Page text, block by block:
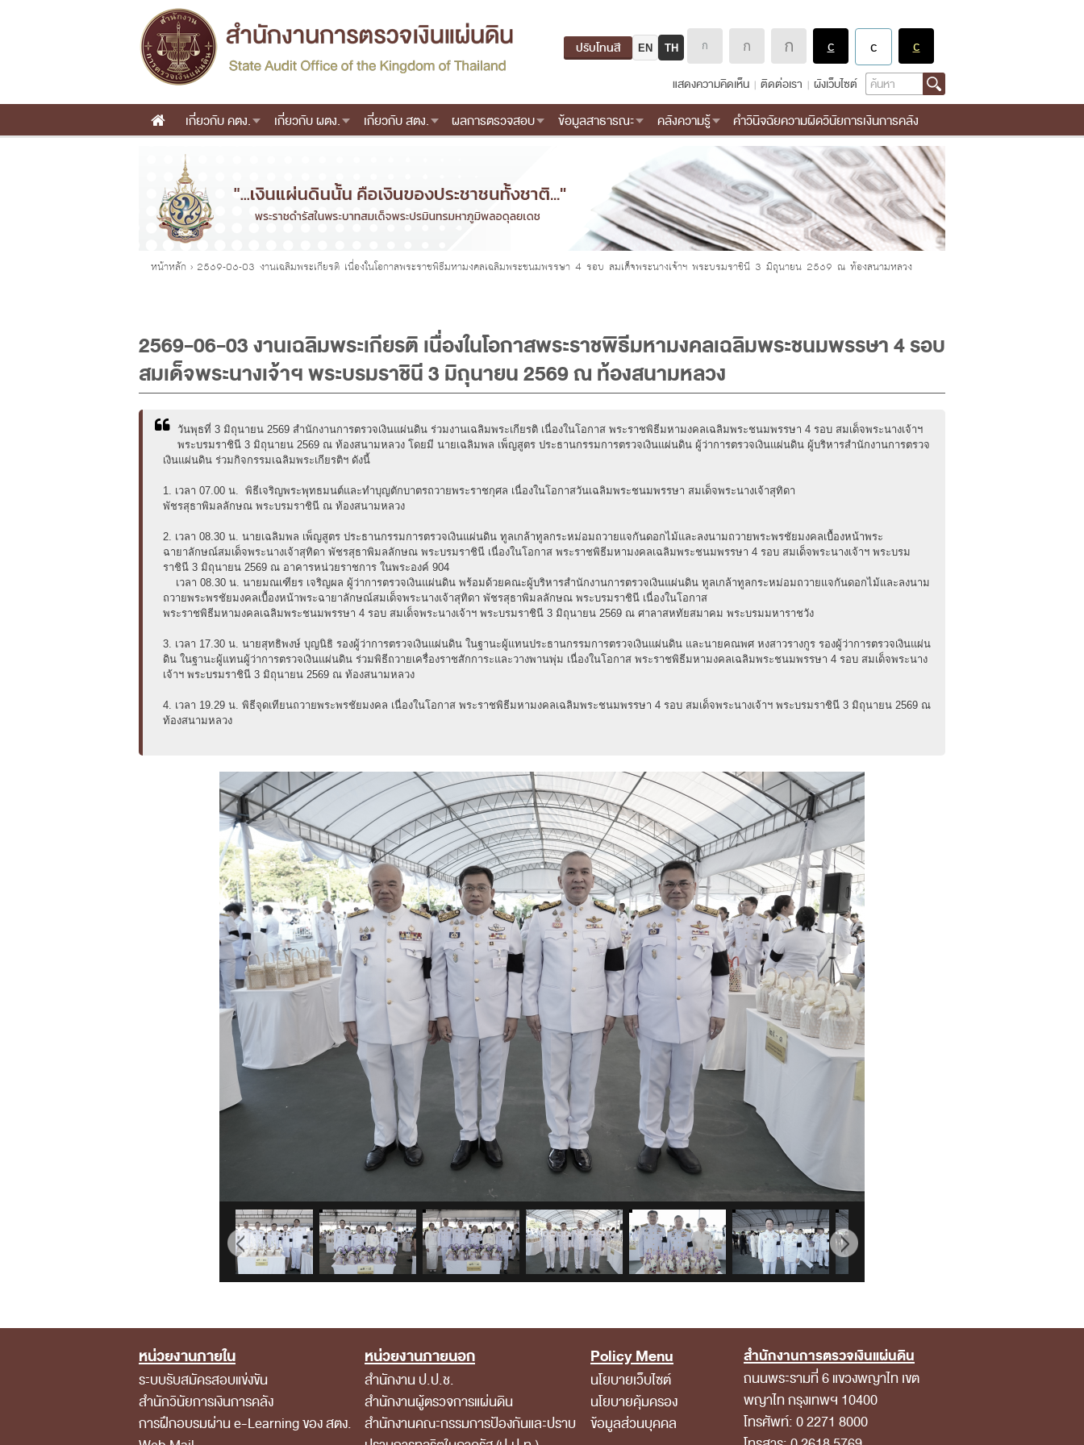
ปรับโทนสี EN TH
Search
แสดงความคิดเห็น ติดต่อเรา ผังเว็บไซต์
Main menu
เกี่ยวกับ คตง. เกี่ยวกับ ผตง. เกี่ยวกับ สตง. ผลการตรวจสอบ ข้อมูลสาธารณะ คลังความรู้ คำวินิจฉัยความผิดวินัยการเงินการคลัง
คุณอยู่ที่
หน้าหลัก › 2569-06-03 งานเฉลิมพระเกียรติ เนื่องในโอกาสพระราชพิธีมหามงคลเฉลิมพระชนมพรรษา 4 รอบ สมเด็จพระนางเจ้าฯ พระบรมราชินี 3 มิถุนายน 2569 ณ ท้องสนามหลวง
2569-06-03 งานเฉลิมพระเกียรติ เนื่องในโอกาสพระราชพิธีมหามงคลเฉลิมพระชนมพรรษา 4 รอบ
สมเด็จพระนางเจ้าฯ พระบรมราชินี 3 มิถุนายน 2569 ณ ท้องสนามหลวง
วันพุธที่ 3 มิถุนายน 2569 สำนักงานการตรวจเงินแผ่นดิน ร่วมงานเฉลิมพระเกียรติ เนื่องในโอกาส พระราชพิธีมหามงคลเฉลิมพระชนมพรรษา 4 รอบ สมเด็จพระนางเจ้าฯ
พระบรมราชินี 3 มิถุนายน 2569 ณ ท้องสนามหลวง โดยมี นายเฉลิมพล เพ็ญสูตร ประธานกรรมการตรวจเงินแผ่นดิน ผู้ว่าการตรวจเงินแผ่นดิน ผู้บริหารสำนักงานการตรวจ
เงินแผ่นดิน ร่วมกิจกรรมเฉลิมพระเกียรติฯ ดังนี้
1. เวลา 07.00 น. พิธีเจริญพระพุทธมนต์และทำบุญตักบาตรถวายพระราชกุศล เนื่องในโอกาสวันเฉลิมพระชนมพรรษา สมเด็จพระนางเจ้าสุทิดา
พัชรสุธาพิมลลักษณ พระบรมราชินี ณ ท้องสนามหลวง
2. เวลา 08.30 น. นายเฉลิมพล เพ็ญสูตร ประธานกรรมการตรวจเงินแผ่นดิน ทูลเกล้าทูลกระหม่อมถวายแจกันดอกไม้และลงนามถวายพระพรชัยมงคลเบื้องหน้าพระ
ฉายาลักษณ์สมเด็จพระนางเจ้าสุทิดา พัชรสุธาพิมลลักษณ พระบรมราชินี เนื่องในโอกาส พระราชพิธีมหามงคลเฉลิมพระชนมพรรษา 4 รอบ สมเด็จพระนางเจ้าฯ พระบรม
ราชินี 3 มิถุนายน 2569 ณ อาคารหน่วยราชการ ในพระองค์ 904
เวลา 08.30 น. นายมณเฑียร เจริญผล ผู้ว่าการตรวจเงินแผ่นดิน พร้อมด้วยคณะผู้บริหารสำนักงานการตรวจเงินแผ่นดิน ทูลเกล้าทูลกระหม่อมถวายแจกันดอกไม้และลงนาม
ถวายพระพรชัยมงคลเบื้องหน้าพระฉายาลักษณ์สมเด็จพระนางเจ้าสุทิดา พัชรสุธาพิมลลักษณ พระบรมราชินี เนื่องในโอกาส
พระราชพิธีมหามงคลเฉลิมพระชนมพรรษา 4 รอบ สมเด็จพระนางเจ้าฯ พระบรมราชินี 3 มิถุนายน 2569 ณ ศาลาสหทัยสมาคม พระบรมมหาราชวัง
3. เวลา 17.30 น. นายสุทธิพงษ์ บุญนิธิ รองผู้ว่าการตรวจเงินแผ่นดิน ในฐานะผู้แทนประธานกรรมการตรวจเงินแผ่นดิน และนายคณพศ หงสาวรางกูร รองผู้ว่าการตรวจเงินแผ่น
ดิน ในฐานะผู้แทนผู้ว่าการตรวจเงินแผ่นดิน ร่วมพิธีถวายเครื่องราชสักการะและวางพานพุ่ม เนื่องในโอกาส พระราชพิธีมหามงคลเฉลิมพระชนมพรรษา 4 รอบ สมเด็จพระนาง
เจ้าฯ พระบรมราชินี 3 มิถุนายน 2569 ณ ท้องสนามหลวง
4. เวลา 19.29 น. พิธีจุดเทียนถวายพระพรชัยมงคล เนื่องในโอกาส พระราชพิธีมหามงคลเฉลิมพระชนมพรรษา 4 รอบ สมเด็จพระนางเจ้าฯ พระบรมราชินี 3 มิถุนายน 2569 ณ
ท้องสนามหลวง
Footer Menu
หน่วยงานภายใน
ระบบรับสมัครสอบแข่งขัน
สำนักวินัยการเงินการคลัง
การฝึกอบรมผ่าน e-Learning ของ สตง.
หน่วยงานภายนอก
สำนักงาน ป.ป.ช.
สำนักงานผู้ตรวจการแผ่นดิน
สำนักงานคณะกรรมการป้องกันและปราบ
Policy Menu
นโยบายเว็บไซต์
นโยบายคุ้มครอง
ข้อมูลส่วนบุคคล
สำนักงานการตรวจเงินแผ่นดิน
ถนนพระรามที่ 6 แขวงพญาไท เขต
พญาไท กรุงเทพฯ 10400
โทรศัพท์: 0 2271 8000